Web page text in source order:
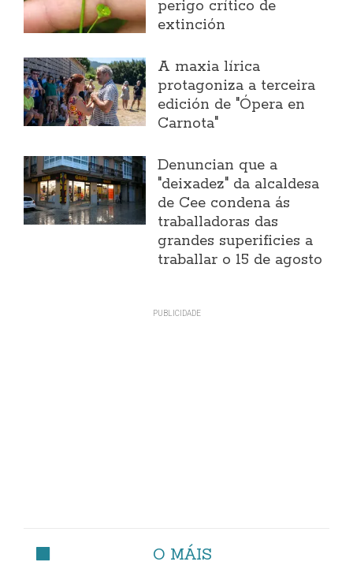
perigo crítico de
extinción
A maxia lírica
protagoniza a terceira
edición de "Ópera en
Carnota"
Denuncian que a
"deixadez" da alcaldesa
de Cee condena ás
traballadoras das
grandes superificies a
traballar o 15 de agosto
O MÁIS